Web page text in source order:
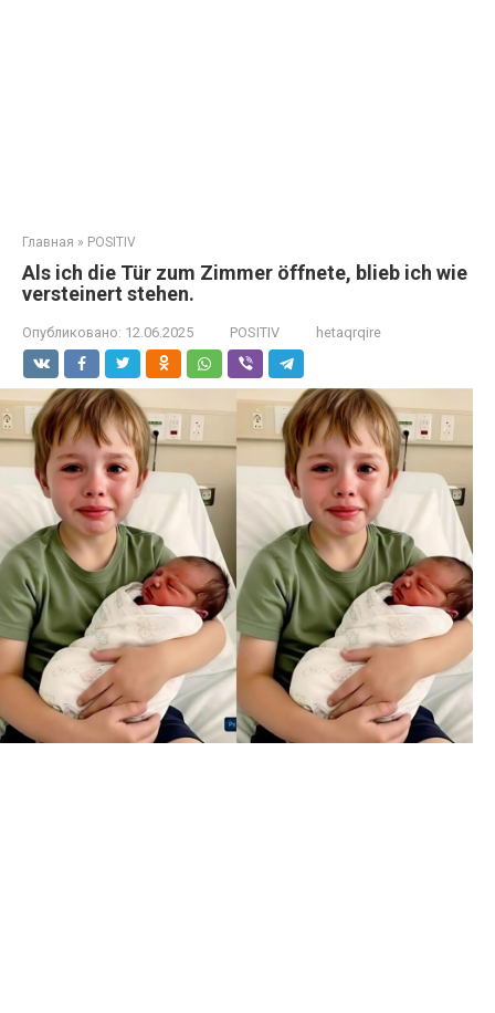
Главная » POSITIV
Als ich die Tür zum Zimmer öffnete, blieb ich wie
versteinert stehen.
Опубликовано: 12.06.2025 POSITIV hetaqrqire